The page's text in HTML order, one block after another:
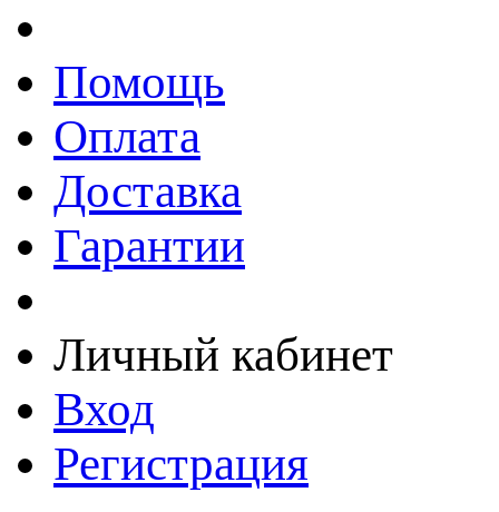
Помощь
Оплата
Доставка
Гарантии
Личный кабинет
Вход
Регистрация